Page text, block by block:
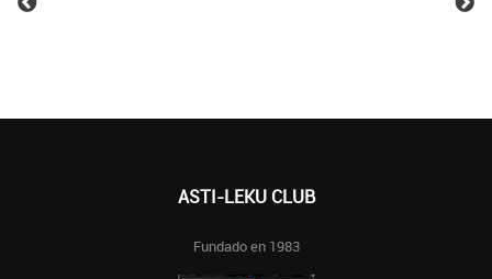
ASTI-LEKU CLUB
Fundado en 1983